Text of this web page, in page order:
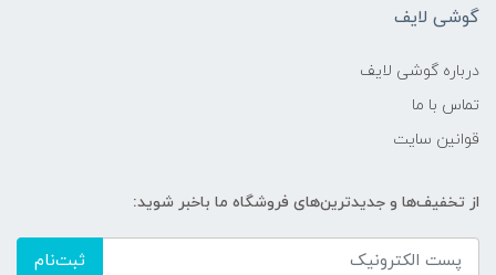
گوشی لایف
درباره گوشی لایف
تماس با ما
قوانین سایت
از تخفیف‌ها و جدیدترین‌های فروشگاه ما باخبر شوید:
ثبت‌نام